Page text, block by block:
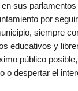
sus
por
siempre
educativos y
público
o despertar el